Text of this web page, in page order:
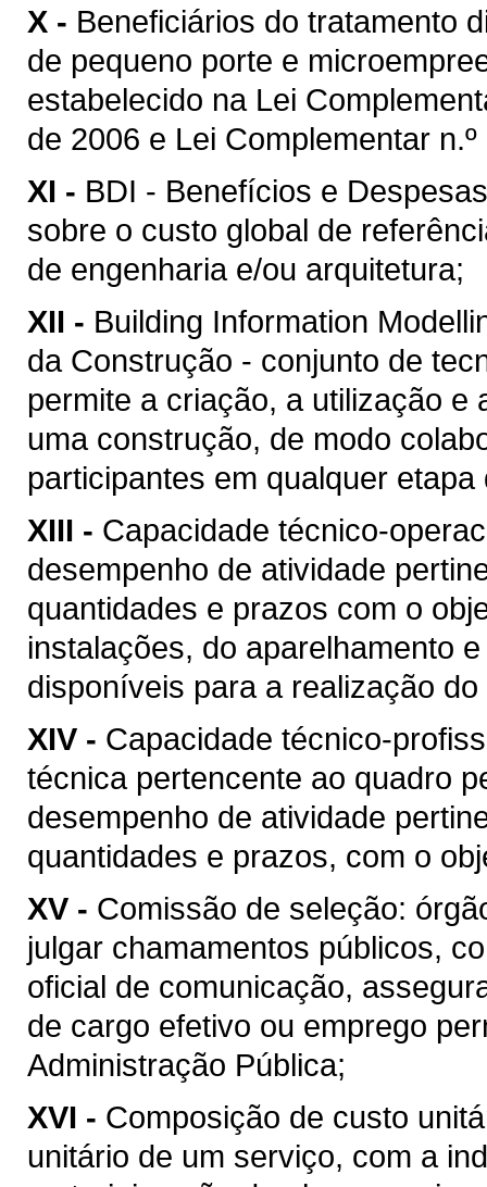
X - Beneficiários do tratamento
de pequeno porte e
estabelecido na Lei
de 2006 e Lei Complementar
XI - BDI - Benefícios e
sobre o custo global de
de engenharia e/ou arquitetura;
XII - Building Information
da Construção - conjunto de
permite a criação, a utilização e
uma construção, de modo
participantes em qualquer
XIII - Capacidade técnico-
desempenho de atividade
quantidades e prazos com o
instalações, do aparelhamento
disponíveis para a realização
XIV - Capacidade técnico-
técnica pertencente ao quadro
desempenho de atividade
quantidades e prazos, com o
XV - Comissão de seleção:
julgar chamamentos públicos,
oficial de comunicação,
de cargo efetivo ou emprego
Administração Pública;
XVI - Composição de custo
unitário de um serviço, com a